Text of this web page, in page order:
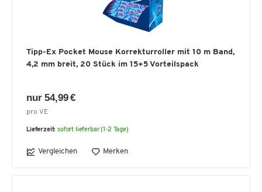
Tipp-Ex Pocket Mouse Korrekturroller mit 10 m Band,
4,2 mm breit, 20 Stück im 15+5 Vorteilspack
nur 54,99 €
pro VE
Lieferzeit: sofort lieferbar (1-2 Tage)
Vergleichen Merken